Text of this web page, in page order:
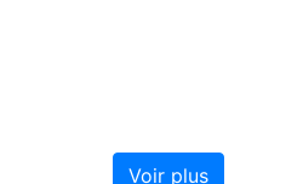
Voir plus